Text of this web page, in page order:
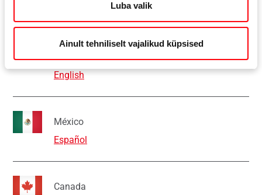
Luba valik
Ainult tehniliselt vajalikud küpsised
United States
English
México
Español
Canada